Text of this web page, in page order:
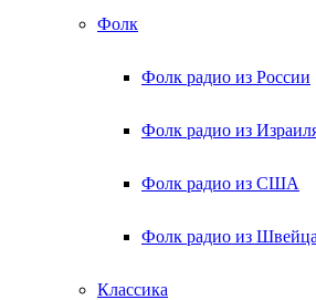
Фолк
Фолк радио из России
Фолк радио из
Фолк радио из США
Фолк радио из
Классика